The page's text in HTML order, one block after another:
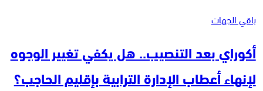
باقي الجهات
أكوراي بعد التنصيب.. هل يكفي تغيير الوجوه
لإنهاء أعطاب الإدارة الترابية بإقليم الحاجب؟